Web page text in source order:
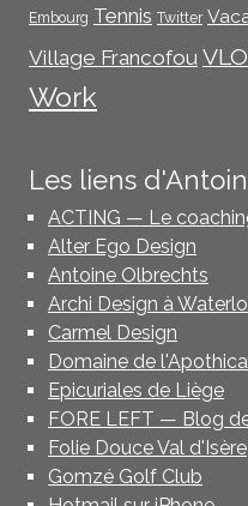
Embourg Tennis Twitter
Village Francofou
Work
Les liens
ACTING — Le
Alter Ego Design
Antoine Olbrechts
Archi Design à
Carmel Design
Domaine de
Epicuriales de Liège
FORE LEFT — Blog
Folie Douce Val d'Isère
Gomzé Golf Club